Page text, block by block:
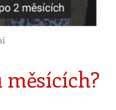
měsících?